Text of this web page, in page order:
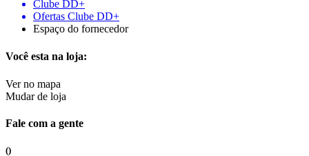
Clube DD+
Ofertas Clube DD+
Espaço do fornecedor
Você esta na loja:
Ver no mapa
Mudar de loja
Fale com a gente
()